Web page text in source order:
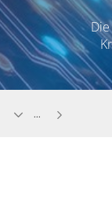
Blog
...